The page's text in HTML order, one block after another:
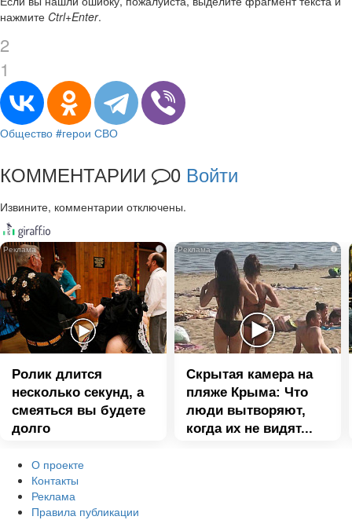
нажмите Ctrl+Enter.
2
1
Общество #герои СВО
КОММЕНТАРИИ 0 Войти
Извините, комментарии отключены.
i
Ролик длится
несколько секунд, а
смеяться вы будете
долго
i
Скрытая камера на
пляже Крыма: Что
люди вытворяют,
когда их не видят...
О проекте
Контакты
Реклама
Правила публикации